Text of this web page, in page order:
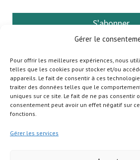
Gérer le
Pour offrir les meilleures expériences, nous
telles que les cookies pour stocker et/ou
appareils. Le fait de consentir à ces
traiter des données telles que le
uniques sur ce site. Le fait de ne pas consentir
consentement peut avoir un effet négatif sur
fonctions.
Gérer les services
S'abonner